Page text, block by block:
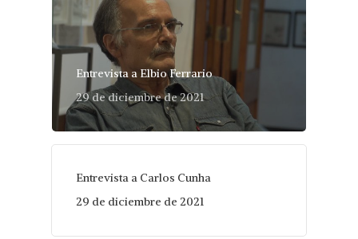
Entrevista a Elbio Ferrario
29 de diciembre de 2021
Entrevista a Carlos Cunha
29 de diciembre de 2021